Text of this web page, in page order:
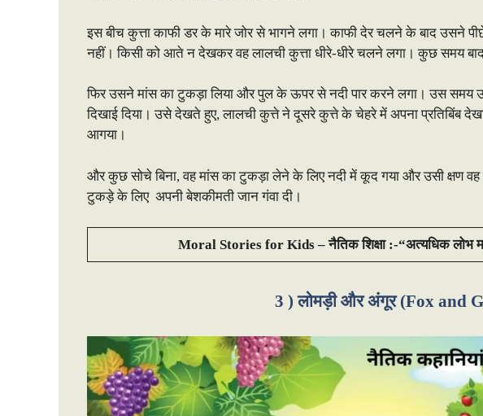
इस बीच कुत्ता काफी डर के मारे जोर से भागने लगा। काफी देर चलने के बाद उसने
नहीं। किसी को आते न देखकर वह लालची कुत्ता धीरे-धीरे चलने लगा। कुछ समय
फिर उसने मांस का टुकड़ा लिया और पुल के ऊपर से नदी पार करने लगा। उस समय
दिखाई दिया। उसे देखते हुए, लालची कुत्ते ने दूसरे कुत्ते के चेहरे में अपना
आगया।
और कुछ सोचे बिना, वह मांस का टुकड़ा लेने के लिए नदी में कूद गया और उसी क्षण वह
टुकड़े के लिए अपनी बेशकीमती जान गंवा दी।
Moral Stories for Kids – नैतिक शिक्षा :-“अत्यधिक लोभ
3 ) लोमड़ी और अंगूर (Fox and